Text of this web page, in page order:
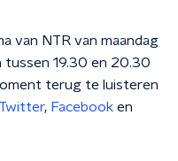
van NTR van maandag
19.30 en 20.30
terug te luisteren
Twitter, Facebook en